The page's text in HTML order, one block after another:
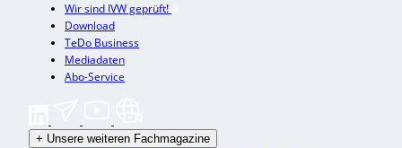
Wir sind IVW geprüft!
Download
TeDo Business
Mediadaten
Abo-Service
+ Unsere weiteren Fachmagazine